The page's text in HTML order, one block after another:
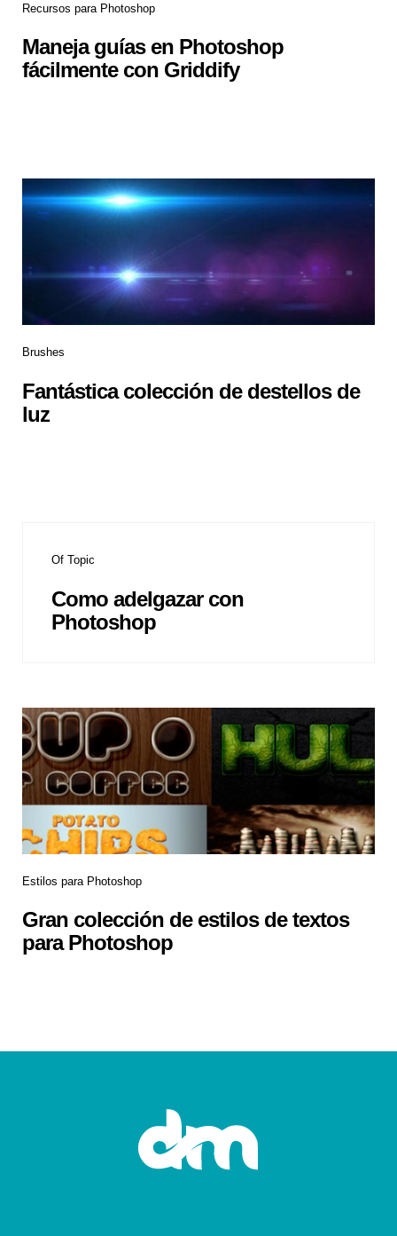
Recursos para Photoshop
Maneja guías en Photoshop
fácilmente con Griddify
Brushes
Fantástica colección de destellos de
luz
Of Topic
Como adelgazar con
Photoshop
Estilos para Photoshop
Gran colección de estilos de textos
para Photoshop